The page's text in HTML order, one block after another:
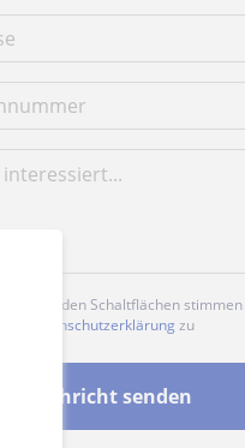
der beiden Schaltflächen
Datenschutzerklärung zu
Nachricht senden